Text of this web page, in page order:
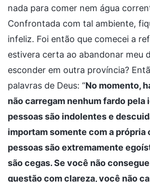
nada para comer nem água
Confrontada com tal ambiente,
infeliz. Foi então que comecei a
estivera certa ao abandonar meu
esconder em outra província?
palavras de Deus: “No momento,
não carregam nenhum fardo pela
pessoas são indolentes e
importam somente com a própria
pessoas são extremamente
são cegas. Se você não
questão com clareza, você não